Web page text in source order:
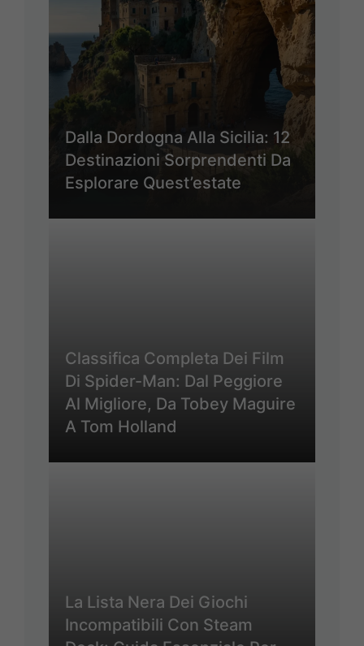
Dalla Dordogna Alla Sicilia: 12
Destinazioni Sorprendenti Da
Esplorare Quest’estate
Classifica Completa Dei Film
Di Spider-Man: Dal Peggiore
Al Migliore, Da Tobey Maguire
A Tom Holland
La Lista Nera Dei Giochi
Incompatibili Con Steam